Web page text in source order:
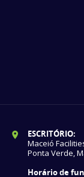
ESCRITÓRIO:
Maceió
Ponta Verde,
Horário de